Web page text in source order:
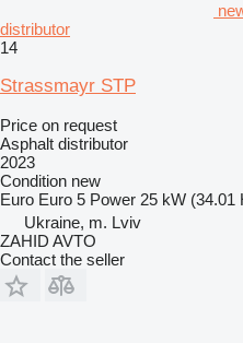
distributor
14
Strassmayr STP
Price on request
Asphalt distributor
2023
Condition new
Euro Euro 5 Power 25 kW (34.01
Ukraine, m. Lviv
ZAHID AVTO
Contact the seller